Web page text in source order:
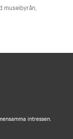
museibyrån,
intressen.